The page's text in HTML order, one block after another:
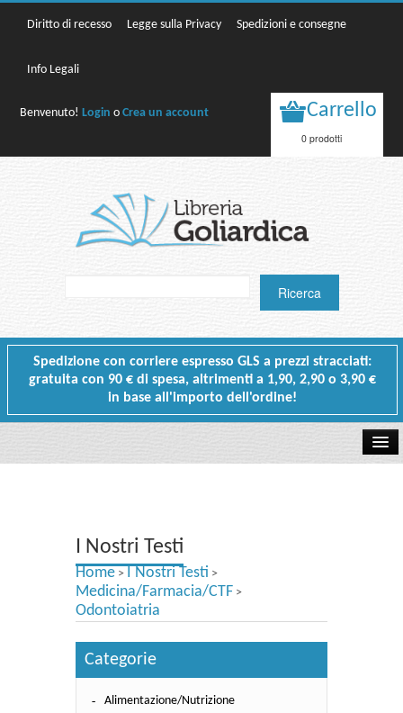
Diritto di recesso Legge sulla Privacy Spedizioni e consegne
Info Legali
Benvenuto!Login oCrea un account Carrello
0 prodotti
Spedizione con corriere espresso GLS a prezzi stracciati:
gratuita con 90 € di spesa, altrimenti a 1,90, 2,90 o 3,90 €
in base all'importo dell'ordine!
Testi scolastici
Carta Cultura e Carta del Merito - Carta Docente
I nostri servizi
I Nostri Testi
Home > I Nostri Testi >
Medicina/Farmacia/CTF >
Odontoiatria
Categorie
Alimentazione/Nutrizione